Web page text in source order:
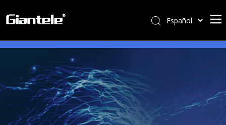
Español
简体中文
Português